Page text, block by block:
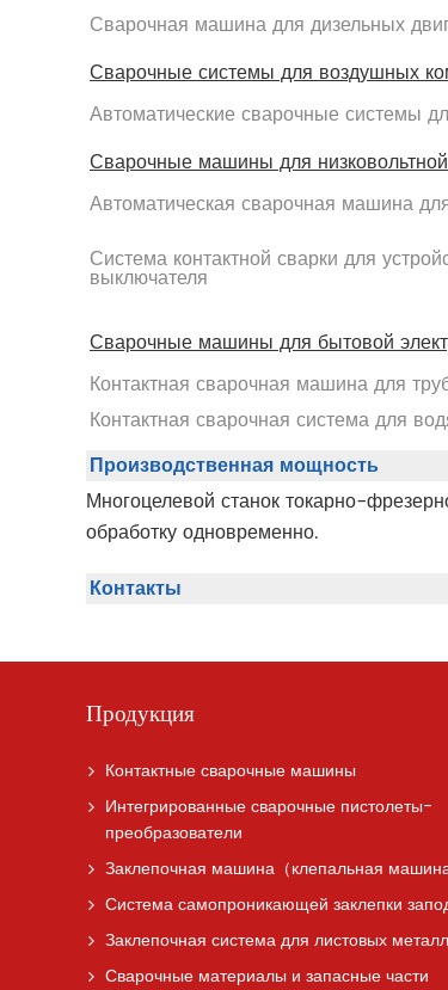
Сварочная машина для дизельных
Сварочные системы для воздушных
Автоматические сварочные системы
Сварочные машины для
Автоматическая сварочная машина
Система контактной сварки для
выключателя
Сварочные машины для бытовой
Контактная сварочная машина для
Контактная сварочная система для
Производственная мощность
Многоцелевой станок токарно-
обработку одновременно.
Контакты
Продукция
Контактные сварочные машины
Интегрированные сварочные пистолеты-
преобразователи
Заклепочная машина（клепальная машина
Система самопроникающей заклепки
Заклепочная система для листовых
Сварочные материалы и запасные части